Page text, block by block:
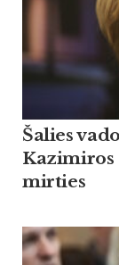
Šalies
Kazimiros
mirties